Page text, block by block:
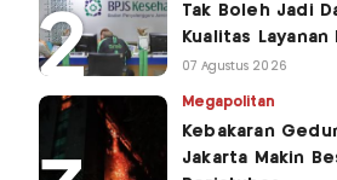
Tak Boleh Jadi
Kualitas Layanan
07 Agustus 2026
Megapolitan
Kebakaran
Jakarta Makin